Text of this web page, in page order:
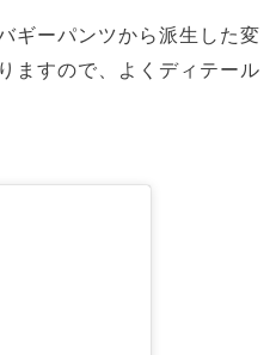
ギーパンツから派生した変
ますので、よくディテール